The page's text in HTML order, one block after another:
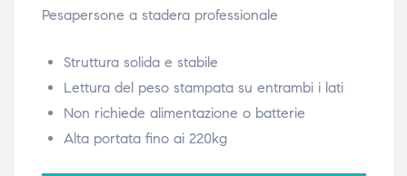
Pesapersone a stadera professionale
Struttura solida e stabile
Lettura del peso stampata su entrambi i lati
Non richiede alimentazione o batterie
Alta portata fino ai 220kg